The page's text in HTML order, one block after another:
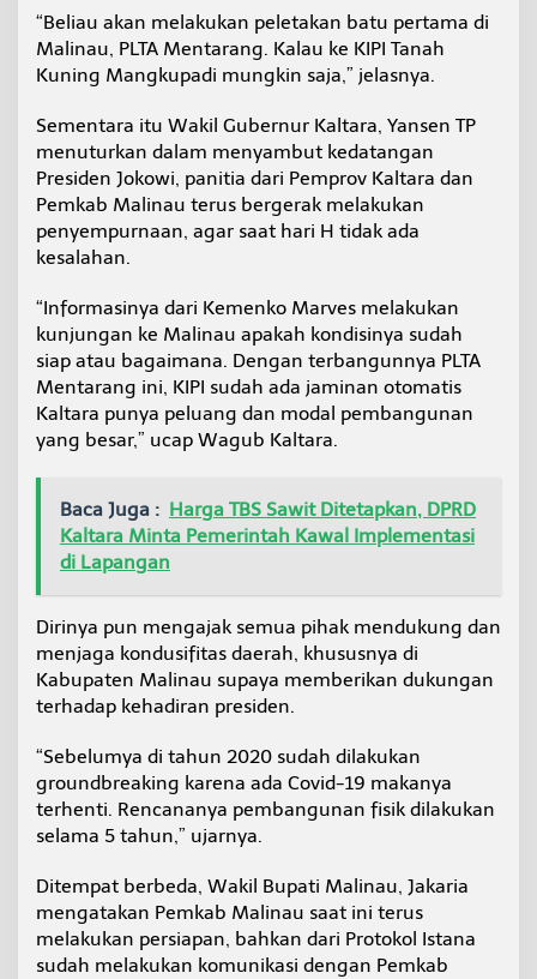
e
i
d
n
“Beliau akan melakukan peletakan batu pertama di
Malinau, PLTA Mentarang. Kalau ke KIPI Tanah
Kuning Mangkupadi mungkin saja,” jelasnya.
Sementara itu Wakil Gubernur Kaltara, Yansen TP
menuturkan dalam menyambut kedatangan
Presiden Jokowi, panitia dari Pemprov Kaltara dan
Pemkab Malinau terus bergerak melakukan
penyempurnaan, agar saat hari H tidak ada
kesalahan.
“Informasinya dari Kemenko Marves melakukan
kunjungan ke Malinau apakah kondisinya sudah
siap atau bagaimana. Dengan terbangunnya PLTA
Mentarang ini, KIPI sudah ada jaminan otomatis
Kaltara punya peluang dan modal pembangunan
yang besar,” ucap Wagub Kaltara.
Baca Juga : Harga TBS Sawit Ditetapkan, DPRD
Kaltara Minta Pemerintah Kawal Implementasi
di Lapangan
Dirinya pun mengajak semua pihak mendukung dan
menjaga kondusifitas daerah, khususnya di
Kabupaten Malinau supaya memberikan dukungan
terhadap kehadiran presiden.
“Sebelumya di tahun 2020 sudah dilakukan
groundbreaking karena ada Covid-19 makanya
terhenti. Rencananya pembangunan fisik dilakukan
selama 5 tahun,” ujarnya.
Ditempat berbeda, Wakil Bupati Malinau, Jakaria
mengatakan Pemkab Malinau saat ini terus
melakukan persiapan, bahkan dari Protokol Istana
sudah melakukan komunikasi dengan Pemkab